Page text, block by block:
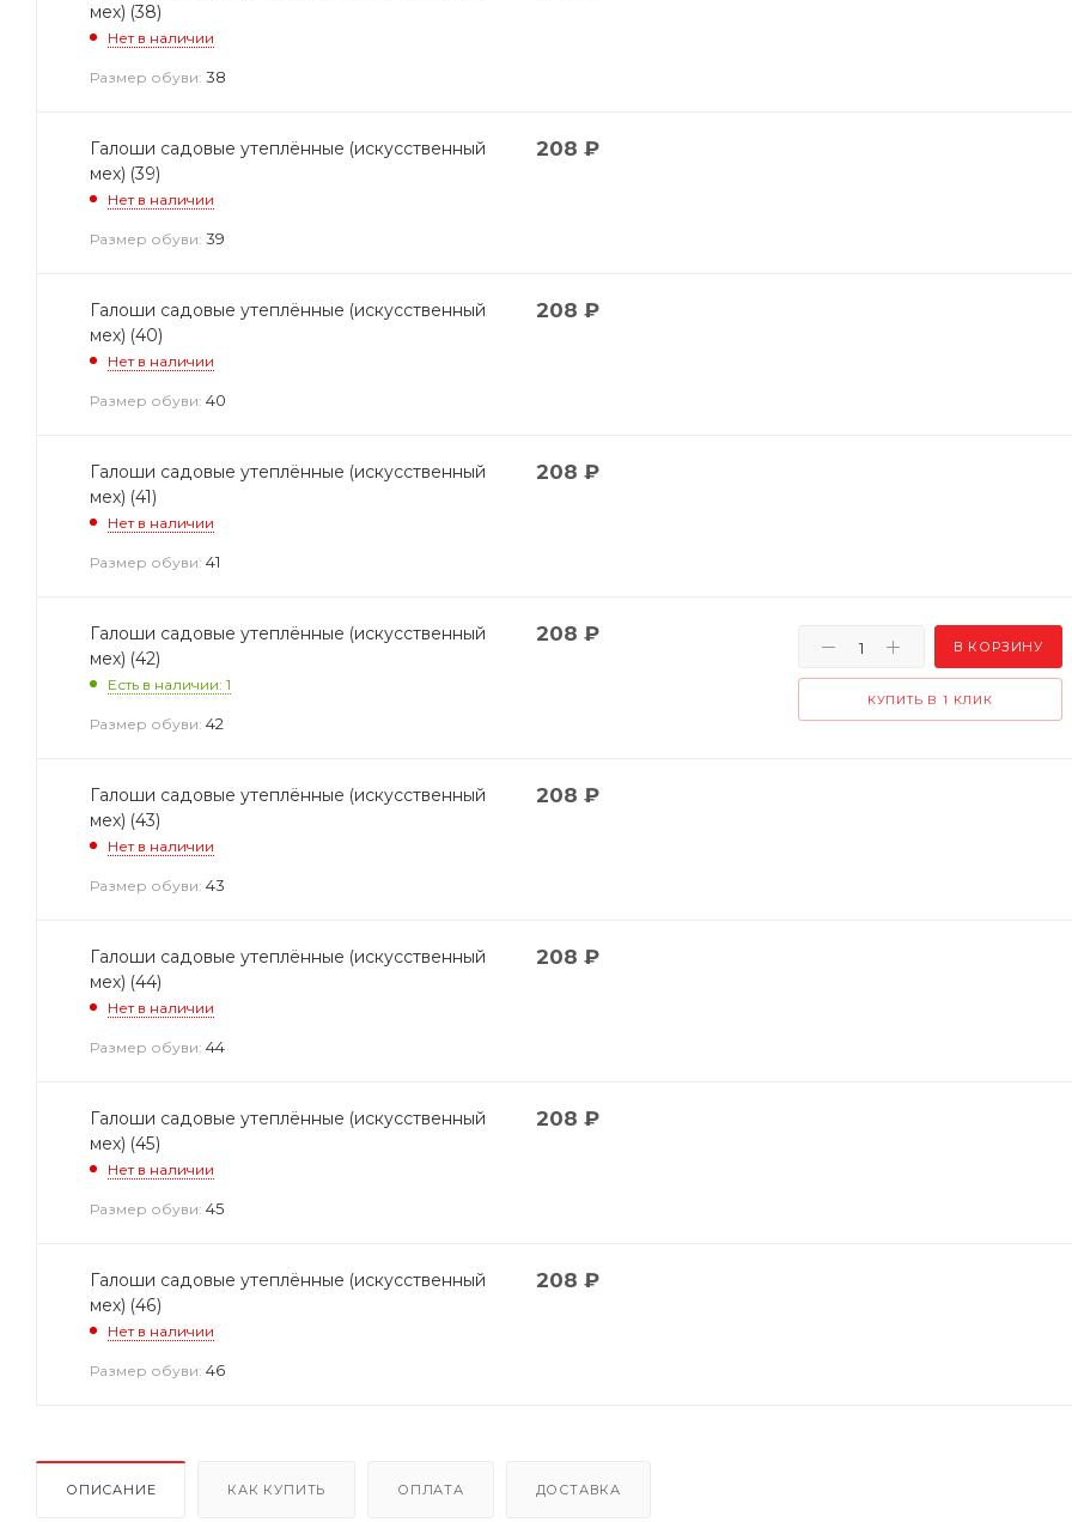
мех) (38)
Нет в наличии
Размер обуви: 38
Галоши садовые утеплённые (искусственный
мех) (39)
Нет в наличии
Размер обуви: 39
208 ₽
Галоши садовые утеплённые (искусственный
мех) (40)
Нет в наличии
Размер обуви: 40
208 ₽
Галоши садовые утеплённые (искусственный
мех) (41)
Нет в наличии
Размер обуви: 41
208 ₽
Галоши садовые утеплённые (искусственный
мех) (42)
Есть в наличии: 1
Размер обуви: 42
208 ₽
В КОРЗИНУ
КУПИТЬ В 1 КЛИК
Галоши садовые утеплённые (искусственный
мех) (43)
Нет в наличии
Размер обуви: 43
208 ₽
Галоши садовые утеплённые (искусственный
мех) (44)
Нет в наличии
Размер обуви: 44
208 ₽
Галоши садовые утеплённые (искусственный
мех) (45)
Нет в наличии
Размер обуви: 45
208 ₽
Галоши садовые утеплённые (искусственный
мех) (46)
Нет в наличии
Размер обуви: 46
208 ₽
ОПИСАНИЕ КАК КУПИТЬ ОПЛАТА ДОСТАВКА